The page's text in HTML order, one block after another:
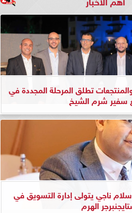
تطلق المرحلة المجددة في
سفير شرم الشيخ
ناجي يتولى إدارة التسويق في
الهرم